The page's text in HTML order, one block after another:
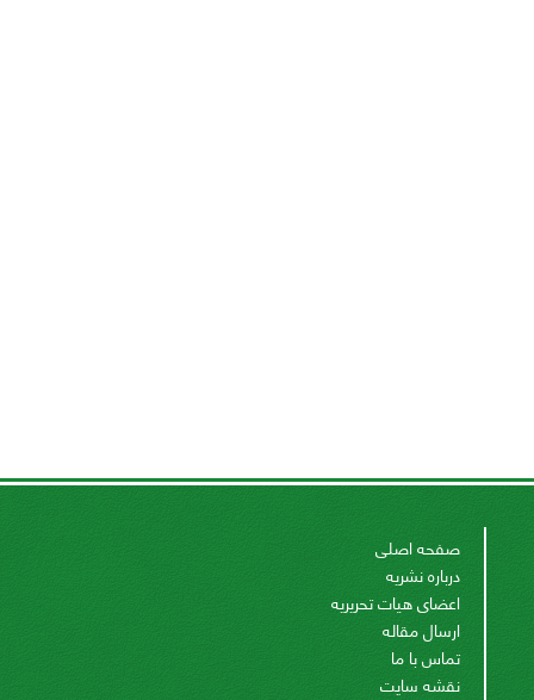
صفحه اصلی
درباره نشریه
اعضای هیات تحریریه
ارسال مقاله
تماس با ما
نقشه سایت